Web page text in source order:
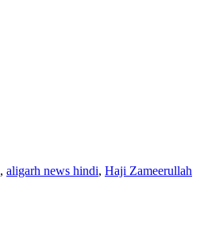
, aligarh news hindi, Haji Zameerullah